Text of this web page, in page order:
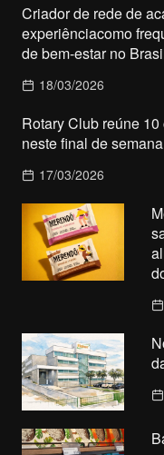
Criador de rede de
experiênciacomo
de bem-estar no
18/03/2026
Rotary Club reúne
neste final de semana
17/03/2026